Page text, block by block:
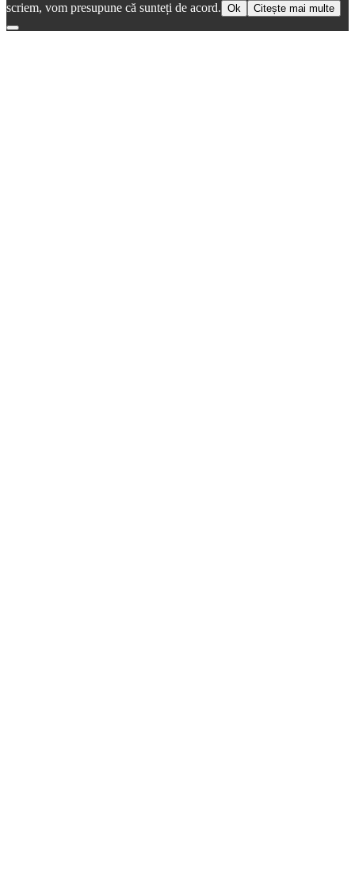
scriem, vom presupune că sunteți de acord. Ok Citește mai multe